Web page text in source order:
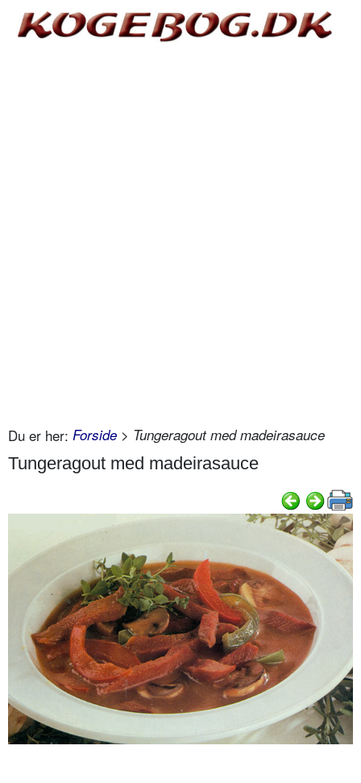
Du er her: Forside > Tungeragout med madeirasauce
Tungeragout med madeirasauce